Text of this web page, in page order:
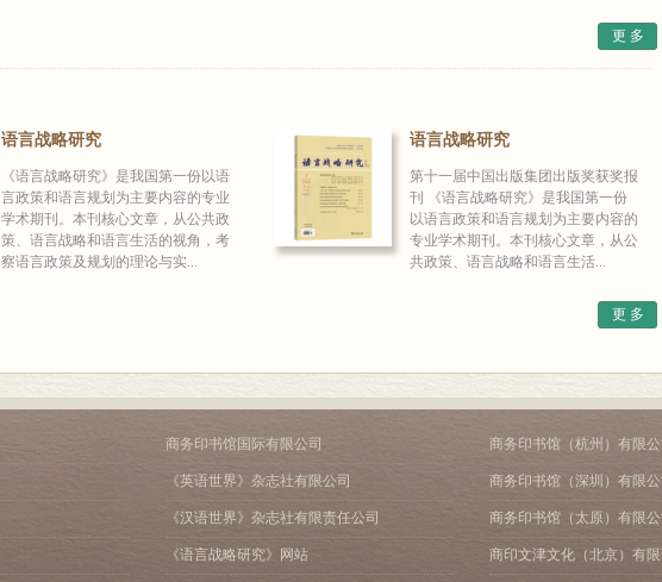
更 多
语言战略研究
《语言战略研究》是我国第一份以语
言政策和语言规划为主要内容的专业
学术期刊。本刊核心文章，从公共政
策、语言战略和语言生活的视角，考
察语言政策及规划的理论与实...
语言战略研究
第十一届中国出版集团出版奖获奖报
刊 《语言战略研究》是我国第一份
以语言政策和语言规划为主要内容的
专业学术期刊。本刊核心文章，从公
共政策、语言战略和语言生活...
更 多
商务印书馆国际有限公司
《英语世界》杂志社有限公司
《汉语世界》杂志社有限责任公司
《语言战略研究》网站
商务印书馆（杭州）有限
商务印书馆（深圳）有限
商务印书馆（太原）有限
商印文津文化（北京）有